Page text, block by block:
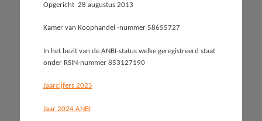
Opgericht 28 augustus 2013
Kamer van Koophandel -nummer 58655727
In het bezit van de ANBI-status welke geregistreerd staat
onder RSIN-nummer 853127190
Jaarcijfers 2025
Jaar 2024 ANBI